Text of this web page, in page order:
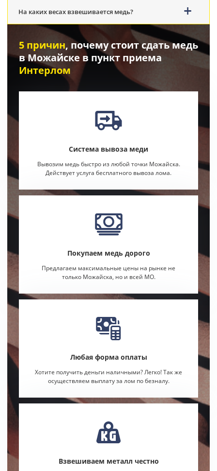
На каких весах взвешивается медь?
5 причин, почему стоит сдать медь
в Можайске в пункт приема
Интерлом
Система вывоза меди
Вывозим медь быстро из любой точки Можайска.
Действует услуга бесплатного вывоза лома.
Покупаем медь дорого
Предлагаем максимальные цены на рынке не
только Можайска, но и всей МО.
Любая форма оплаты
Хотите получить деньги наличными? Легко! Так же
осуществляем выплату за лом по безналу.
Взвешиваем металл честно